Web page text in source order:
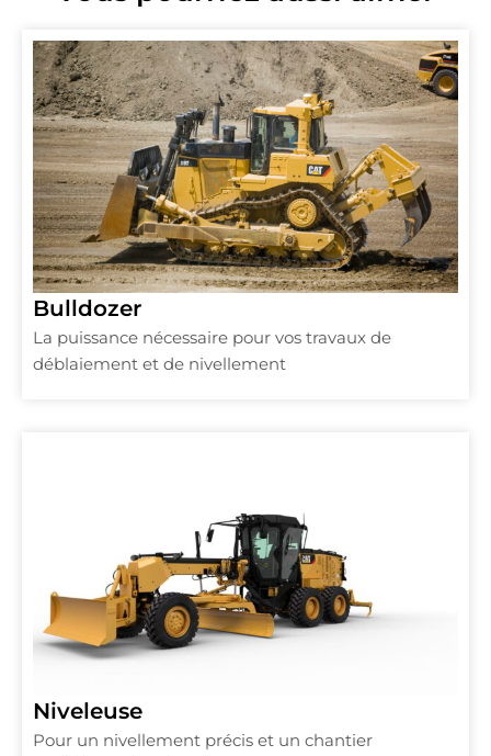
Bulldozer
La puissance nécessaire pour vos travaux de
déblaiement et de nivellement
Niveleuse
Pour un nivellement précis et un chantier